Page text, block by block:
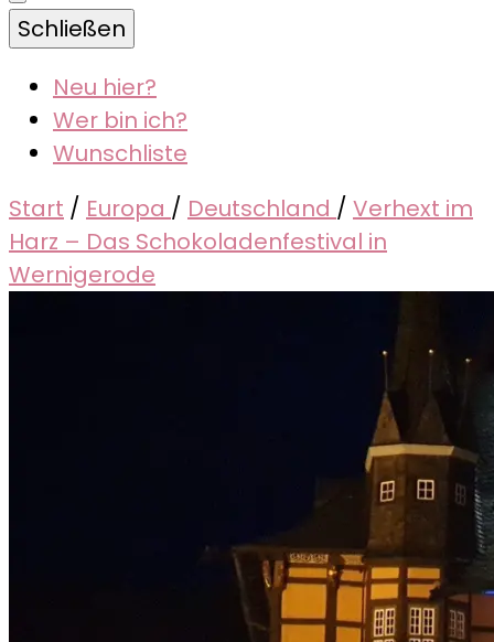
Schließen
Neu hier?
Wer bin ich?
Wunschliste
Start / Europa / Deutschland / Verhext im
Harz – Das Schokoladenfestival in
Wernigerode